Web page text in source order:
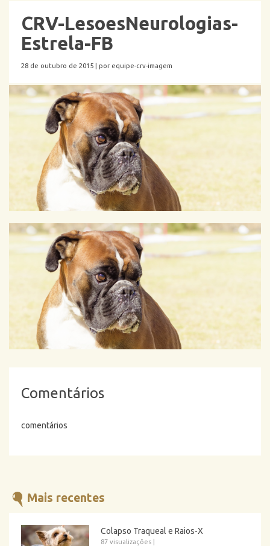
CRV-LesoesNeurologias-
Estrela-FB
28 de outubro de 2015 | por equipe-crv-imagem
Comentários
comentários
Mais recentes
Colapso Traqueal e Raios-X
87 visualizações